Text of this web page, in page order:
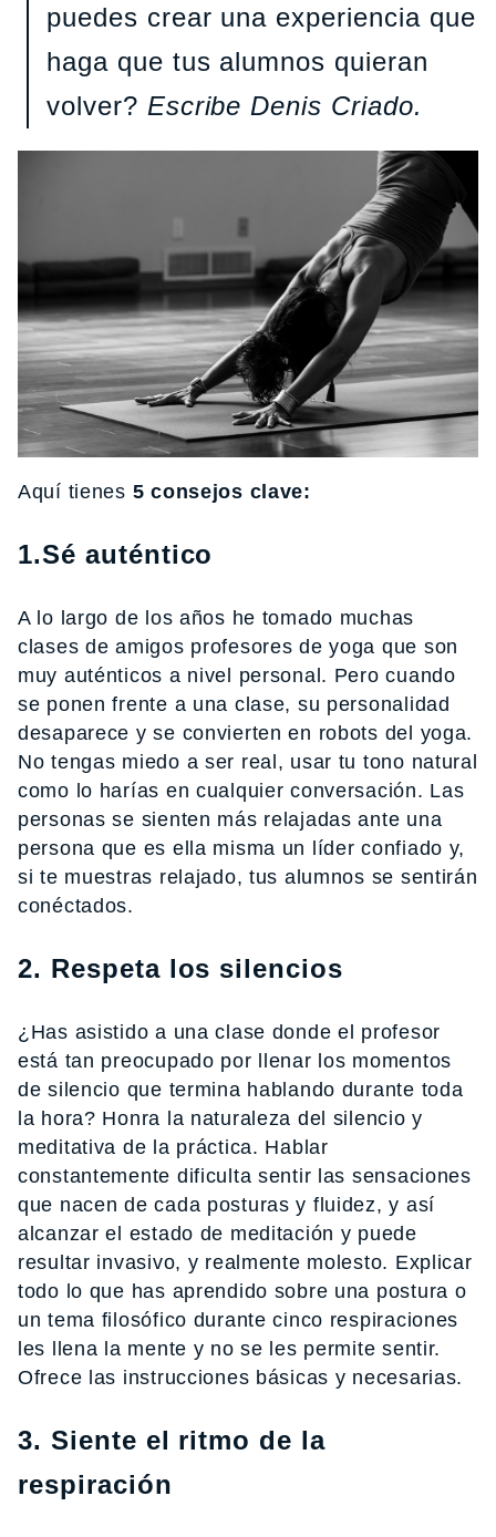
puedes crear una experiencia que
haga que tus alumnos quieran
volver? Escribe Denis Criado.
Aquí tienes 5 consejos clave:
1.Sé auténtico
A lo largo de los años he tomado muchas
clases de amigos profesores de yoga que son
muy auténticos a nivel personal. Pero cuando
se ponen frente a una clase, su personalidad
desaparece y se convierten en robots del yoga.
No tengas miedo a ser real, usar tu tono natural
como lo harías en cualquier conversación. Las
personas se sienten más relajadas ante una
persona que es ella misma un líder confiado y,
si te muestras relajado, tus alumnos se sentirán
conéctados.
2. Respeta los silencios
¿Has asistido a una clase donde el profesor
está tan preocupado por llenar los momentos
de silencio que termina hablando durante toda
la hora? Honra la naturaleza del silencio y
meditativa de la práctica. Hablar
constantemente dificulta sentir las sensaciones
que nacen de cada posturas y fluidez, y así
alcanzar el estado de meditación y puede
resultar invasivo, y realmente molesto. Explicar
todo lo que has aprendido sobre una postura o
un tema filosófico durante cinco respiraciones
les llena la mente y no se les permite sentir.
Ofrece las instrucciones básicas y necesarias.
3. Siente el ritmo de la
respiración